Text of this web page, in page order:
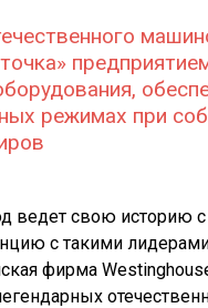
режимах при
ведет свою историю с
с такими
фирма